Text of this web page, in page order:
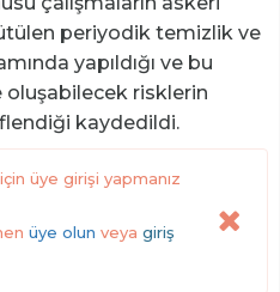
periyodik temizlik ve
yapıldığı ve bu
oluşabilecek risklerin
kaydedildi.
üye girişi yapmanız
üye olun veya giriş